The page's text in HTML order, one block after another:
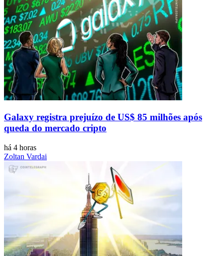
Galaxy registra prejuízo de US$ 85 milhões após
queda do mercado cripto
há 4 horas
Zoltan Vardai